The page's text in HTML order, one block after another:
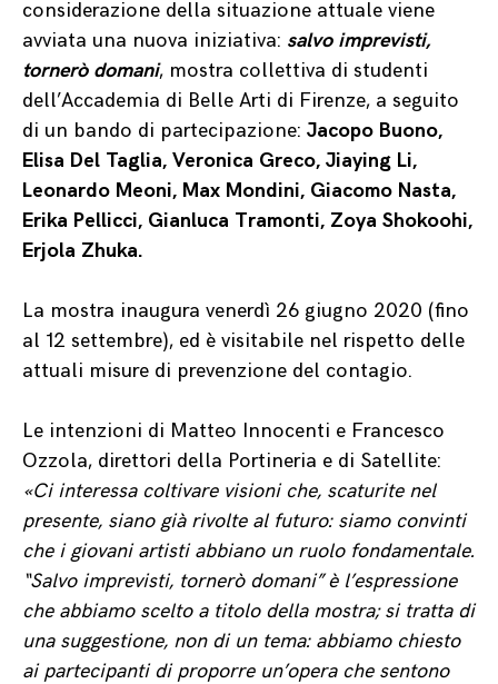
considerazione della situazione attuale viene
avviata una nuova iniziativa: salvo imprevisti,
tornerò domani, mostra collettiva di studenti
dell’Accademia di Belle Arti di Firenze, a seguito
di un bando di partecipazione: Jacopo Buono,
Elisa Del Taglia, Veronica Greco, Jiaying Li,
Leonardo Meoni, Max Mondini, Giacomo Nasta,
Erika Pellicci, Gianluca Tramonti, Zoya Shokoohi,
Erjola Zhuka.
La mostra inaugura venerdì 26 giugno 2020 (fino
al 12 settembre), ed è visitabile nel rispetto delle
attuali misure di prevenzione del contagio.
Le intenzioni di Matteo Innocenti e Francesco
Ozzola, direttori della Portineria e di Satellite:
«Ci interessa coltivare visioni che, scaturite nel
presente, siano già rivolte al futuro: siamo convinti
che i giovani artisti abbiano un ruolo fondamentale.
“Salvo imprevisti, tornerò domani” è l’espressione
che abbiamo scelto a titolo della mostra; si tratta di
una suggestione, non di un tema: abbiamo chiesto
ai partecipanti di proporre un’opera che sentono